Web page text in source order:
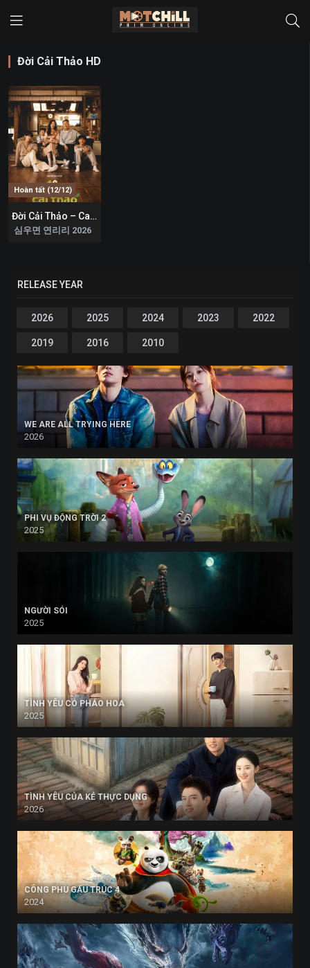
Đời Cải Thảo HD
Hoàn tất (12/12)
8
Đời Cải Thảo – Cabbage Your Life
심우면 연리리 2026
RELEASE YEAR
2026 2025 2024 2023 2022
2019 2016 2010
WE ARE ALL TRYING HERE
2026
PHI VỤ ĐỘNG TRỜI 2
2025
NGƯỜI SÓI
2025
TÌNH YÊU CÓ PHÁO HOA
2025
TÌNH YÊU CỦA KẺ THỰC DỤNG
2026
CÔNG PHU GẤU TRÚC 4
2024